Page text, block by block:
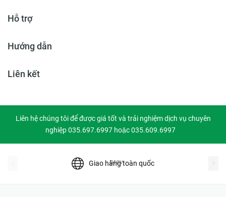
Hỗ trợ
Hướng dẫn
Liên kết
Liên hệ chúng tôi để được giá tốt và trải nghiệm dịch vụ chuyên
nghiệp 035.697.6997 hoặc 035.609.6997
Giao hàng toàn quốc
prev